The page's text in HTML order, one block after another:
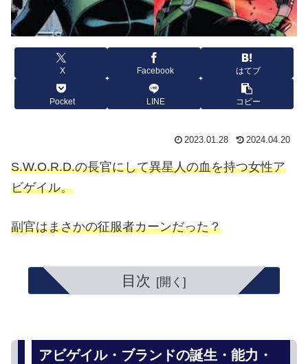
X Facebook はてブ
Pocket LINE コピー
2023.01.28 2024.04.20
S.W.O.R.D.の長官にして異星人の血を持つ女性ア
ビゲイル。
副官はまさかの征服者カーンだった？
目次
アビゲイル・ブランドの誕生・能力・